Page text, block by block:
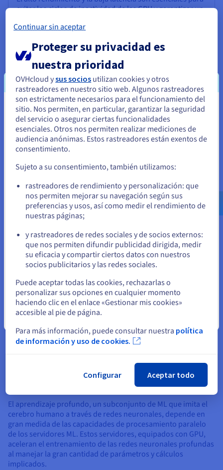
evitar los ciclos de inactividad de las GPU y garantizar un
ML modernas a menudo exigen velocidades Ethernet de
de petabytes, con soluciones como Distributed
Disaggregate Chassis (DDC) que proporcionan
rendimiento de tasa de línea a través de miles de
puertos.
Las redes de baja latencia son especialmente críticas
para las cargas de trabajo de GPU sincrónicas, como las
que se utilizan en la conducción autónoma o en el
análisis en vivo, donde los retrasos pueden afectar
significativamente la eficiencia.
Ethernet optimizada con telemetría ofrece una
rentabilidad. La escalabilidad también es una
consideración clave, ya que los sistemas XML a menudo
crecen de unos pocos nodos a grandes clústeres GPU, lo
que requiere soluciones de red que se pueden expandir
de paquetes.
Casos de uso y aplicaciones
Los servidores de aprendizaje
una amplia gama de aplicaciones, cada una con demandas
computacionales únicas. Estos permiten avances en diversos
campos al proporcionar el equipo necesario para la
Redes Neuronales y de Aprendizaje Profundo
El aprendizaje profundo, un subconjunto de ML que imita el
cerebro humano a través de redes neuronales, depende en
gran medida de las capacidades de procesamiento paralelo
de los servidores ML. Estos servidores, equipados con GPU,
aceleran el entrenamiento de las redes neuronales profundas
al manejar la gran cantidad de parámetros y cálculos
implicados.
Parece que está ubicado en Estados
Unidos
Si quiere hacer un pedido desde Estados Unidos, deberá buscar
el sitio web adecuado y crear una cuenta.
us.ovhcloud.com/
Inglés USD - $
Permanezca en el sitio web actual
Continuar sin aceptar
Proteger su privacidad es
nuestra prioridad
OVHcloud ysus socios utilizan cookies y otros
rastreadores en nuestro sitio web. Algunos rastreadores
son estrictamente necesarios para el funcionamiento del
sitio. Nos permiten, en particular, garantizar la seguridad
del servicio o asegurar ciertas funcionalidades
esenciales. Otros nos permiten realizar mediciones de
audiencia anónimas. Estos rastreadores están exentos de
consentimiento.
Sujeto a su consentimiento, también utilizamos:
rastreadores de rendimiento y personalización: que
nos permiten mejorar su navegación según sus
preferencias y usos, así como medir el rendimiento de
nuestras páginas;
y rastreadores de redes sociales y de socios externos:
que nos permiten difundir publicidad dirigida, medir
su eficacia y compartir ciertos datos con nuestros
socios publicitarios y las redes sociales.
Puede aceptar todas las cookies, rechazarlas o
personalizar sus opciones en cualquier momento
haciendo clic en el enlace «Gestionar mis cookies»
accesible al pie de página.
Para más información, puede consultar nuestra política
de información y uso de cookies.
Configurar Aceptar todo